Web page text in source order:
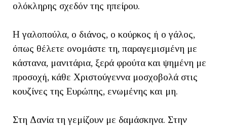
ολόκληρης σχεδόν της ηπείρου.
Η γαλοπούλα, ο διάνος, ο κούρκος ή ο γάλος,
όπως θέλετε ονομάστε τη, παραγεμισμένη με
κάστανα, μανιτάρια, ξερά φρούτα και ψημένη με
προσοχή, κάθε Χριστούγεννα μοσχοβολά στις
κουζίνες της Ευρώπης, ενωμένης και μη.
Στη Δανία τη γεμίζουν με δαμάσκηνα. Στην